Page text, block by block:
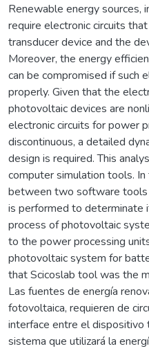
Renewable energy sources,
require electronic circuits
transducer device and the
Moreover, the energy
can be compromised if such
properly. Given that the
photovoltaic devices are
electronic circuits for power
discontinuous, a detailed
design is required. This
computer simulation tools.
between two software tools
is performed to determinate
process of photovoltaic
to the power processing
photovoltaic system for
that Scicoslab tool was the
Las fuentes de energía
fotovoltaica, requieren de
interface entre el
sistema que utilizará la